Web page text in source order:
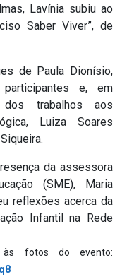
Lavínia subiu ao
Saber Viver”, de
de Paula Dionísio,
e, em
trabalhos aos
Luiza Soares
da assessora
(SME), Maria
reflexões acerca da
Infantil na Rede
fotos do evento: